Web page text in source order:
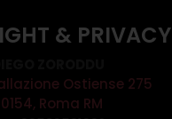
& PRIVACY
Ostiense 275
Roma RM